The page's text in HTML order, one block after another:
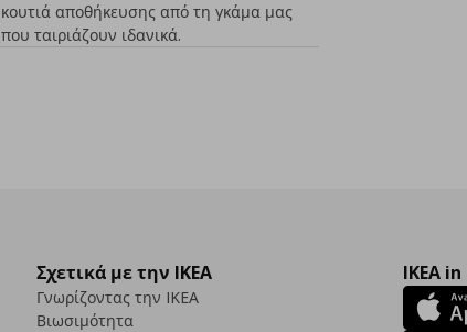
κουτιά αποθήκευσης από τη γκάμα μας
που ταιριάζουν ιδανικά.
Σχετικά με την IKEA
Γνωρίζοντας την IKEA
Βιωσιμότητα
IKEA